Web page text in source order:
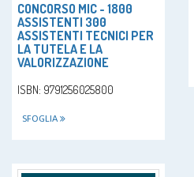
CONCORSO MIC - 1800
ASSISTENTI 300
ASSISTENTI TECNICI PER
LA TUTELA E LA
VALORIZZAZIONE
ISBN: 9791256025800
SFOGLIA